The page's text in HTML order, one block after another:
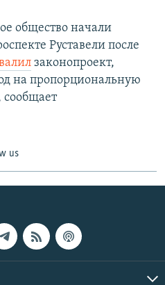
общество начали
Руставели после
законопроект,
на пропорциональную
сообщает
us